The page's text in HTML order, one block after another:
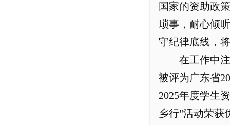
国家的资助政
琐事，耐心倾
守纪律底线，
在工作中
被评为广东省
2025年度学生
乡行"活动荣获